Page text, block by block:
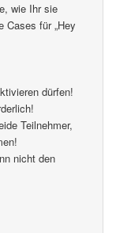
wie Ihr sie
Cases für „Hey
dürfen!
Teilnehmer,
nicht den